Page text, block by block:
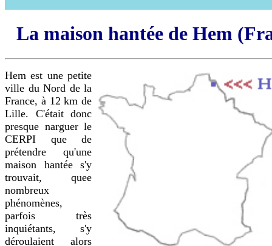
La maison hantée de Hem
Hem est une petite
ville du Nord de la
France, à 12 km de
Lille. C'était donc
presque narguer le
CERPI que de
prétendre qu'une
maison hantée s'y
trouvait, quee
nombreux
phénomènes,
parfois très
inquiétants, s'y
déroulaient alors